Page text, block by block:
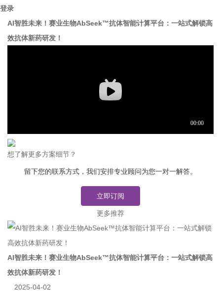
登录
AI智胜未来！赛业生物AbSeek™抗体智能计算平台：一站式解锁高
效抗体新药研发！
想了解更多方案细节？
留下您的联系方式，我们安排专业顾问为您一对一解答。
立即订阅
更多推荐
AI智胜未来！赛业生物AbSeek™抗体智能计算平台：一站式解锁高
效抗体新药研发！
2025-04-02